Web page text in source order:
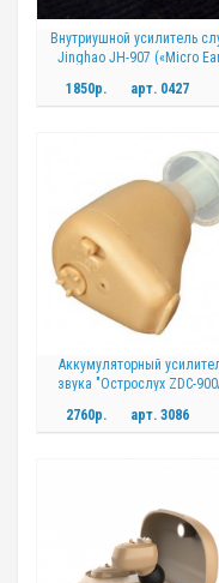
Внутриушной усилитель
Jinghao JH-907 («Micro
1850р.
арт. 0427
Аккумуляторный
звука "Острослух ZDC-
2760р.
арт. 3086